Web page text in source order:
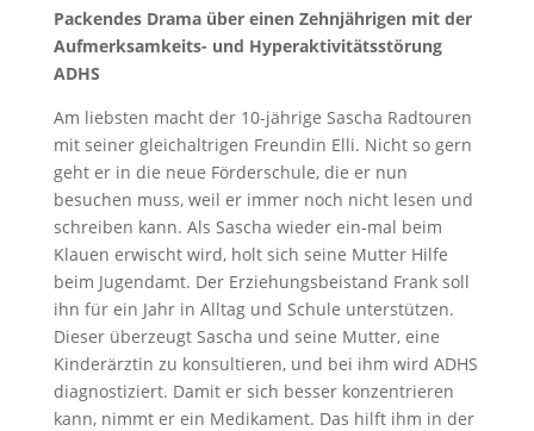
Packendes Drama über einen Zehnjährigen mit der
Aufmerksamkeits- und Hyperaktivitätsstörung
ADHS
Am liebsten macht der 10-jährige Sascha Radtouren
mit seiner gleichaltrigen Freundin Elli. Nicht so gern
geht er in die neue Förderschule, die er nun
besuchen muss, weil er immer noch nicht lesen und
schreiben kann. Als Sascha wieder ein-mal beim
Klauen erwischt wird, holt sich seine Mutter Hilfe
beim Jugendamt. Der Erziehungsbeistand Frank soll
ihn für ein Jahr in Alltag und Schule unterstützen.
Dieser überzeugt Sascha und seine Mutter, eine
Kinderärztin zu konsultieren, und bei ihm wird ADHS
diagnostiziert. Damit er sich besser konzentrieren
kann, nimmt er ein Medikament. Das hilft ihm in der